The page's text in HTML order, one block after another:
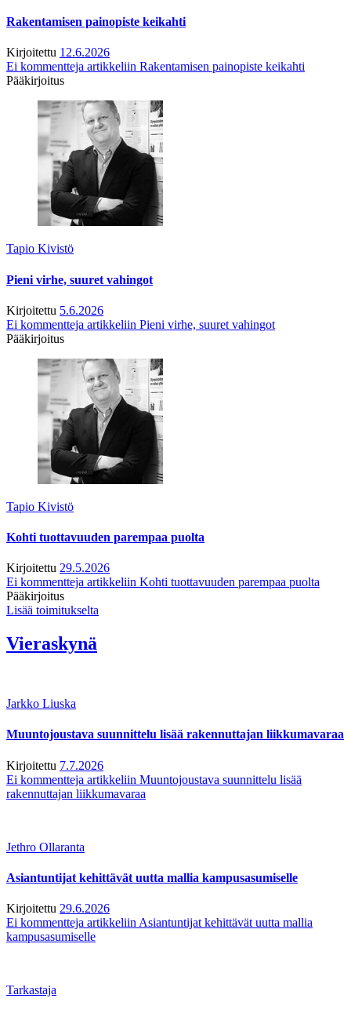
Rakentamisen painopiste keikahti
Kirjoitettu 12.6.2026
Ei kommentteja artikkeliin Rakentamisen painopiste keikahti
Pääkirjoitus
Tapio Kivistö
Pieni virhe, suuret vahingot
Kirjoitettu 5.6.2026
Ei kommentteja artikkeliin Pieni virhe, suuret vahingot
Pääkirjoitus
Tapio Kivistö
Kohti tuottavuuden parempaa puolta
Kirjoitettu 29.5.2026
Ei kommentteja artikkeliin Kohti tuottavuuden parempaa puolta
Pääkirjoitus
Lisää toimitukselta
Vieraskynä
Jarkko Liuska
Muuntojoustava suunnittelu lisää rakennuttajan liikkumavaraa
Kirjoitettu 7.7.2026
Ei kommentteja artikkeliin Muuntojoustava suunnittelu lisää
rakennuttajan liikkumavaraa
Jethro Ollaranta
Asiantuntijat kehittävät uutta mallia kampusasumiselle
Kirjoitettu 29.6.2026
Ei kommentteja artikkeliin Asiantuntijat kehittävät uutta mallia
kampusasumiselle
Tarkastaja